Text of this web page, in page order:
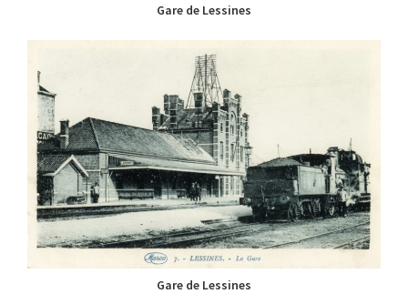
Gare de Lessines
Gare de Lessines